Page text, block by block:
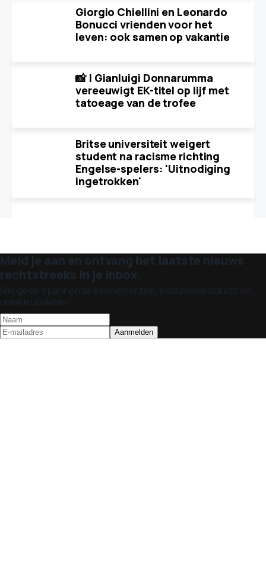
Giorgio Chiellini en Leonardo
Bonucci vrienden voor het
leven: ook samen op vakantie
📸 | Gianluigi Donnarumma
vereeuwigt EK-titel op lijf met
tatoeage van de trofee
Britse universiteit weigert
student na racisme richting
Engelse-spelers: 'Uitnodiging
ingetrokken'
Meld je aan en ontvang het laatste nieuws
rechtstreeks in je inbox.
Mis geen spannende evenementen, exclusieve tickets en
unieke updates!